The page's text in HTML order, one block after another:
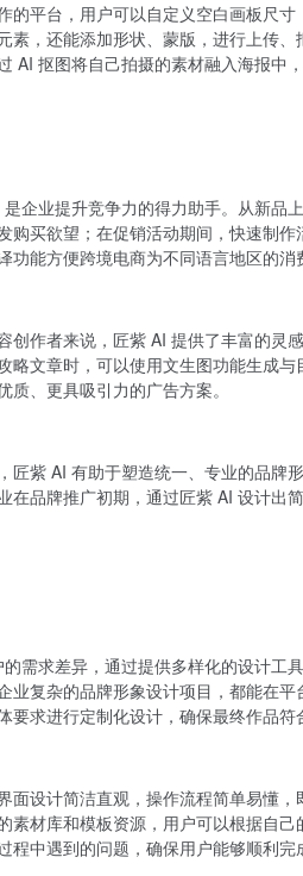
的平台，用户可以自定义空白画板尺
素，还能添加形状、蒙版，进行上传
AI 抠图将自己拍摄的素材融入海报中
企业提升竞争力的得力助手。从新品
购买欲望；在促销活动期间，快速制
功能方便跨境电商为不同语言地区的
创作者来说，匠紫 AI 提供了丰富的灵
略文章时，可以使用文生图功能生成
质、更具吸引力的广告方案。
匠紫 AI 有助于塑造统一、专业的品牌
在品牌推广初期，通过匠紫 AI 设计出
需求差异，通过提供多样化的设计工
业复杂的品牌形象设计项目，都能在
要求进行定制化设计，确保最终作品符
面设计简洁直观，操作流程简单易懂
素材库和模板资源，用户可以根据自
程中遇到的问题，确保用户能够顺利完